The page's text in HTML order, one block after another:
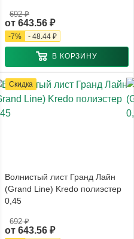
от 643.56 ₽
692 ₽
-7% - 48.44 ₽
В КОРЗИНУ
Скидка
Волнистый лист Гранд Лайн
(Grand Line) Kredo полиэстер
0,45
от 643.56 ₽
692 ₽